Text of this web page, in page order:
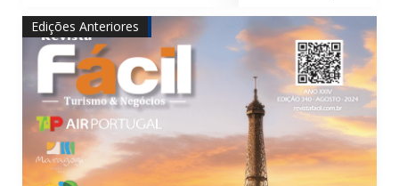
Edições Anteriores